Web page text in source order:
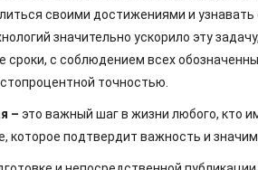
своими достижениями и узнавать
значительно ускорило эту
с соблюдением всех
точностью.
– это важный шаг в жизни любого, кто
которое подтвердит важность и